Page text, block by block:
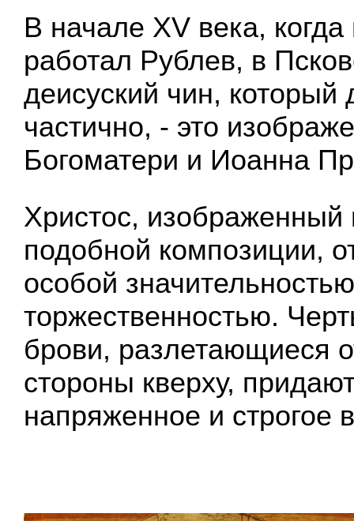
В начале XV века,
работал Рублев, в
деисуский чин,
частично, - это
Богоматери и Иоанна
Христос, изображенный
подобной композиции,
особой
торжественностью.
брови, разлетающиеся
стороны кверху,
напряженное и строгое